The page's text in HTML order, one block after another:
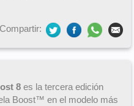
Compartir:
8 es la tercera edición
Boost™ en el modelo más